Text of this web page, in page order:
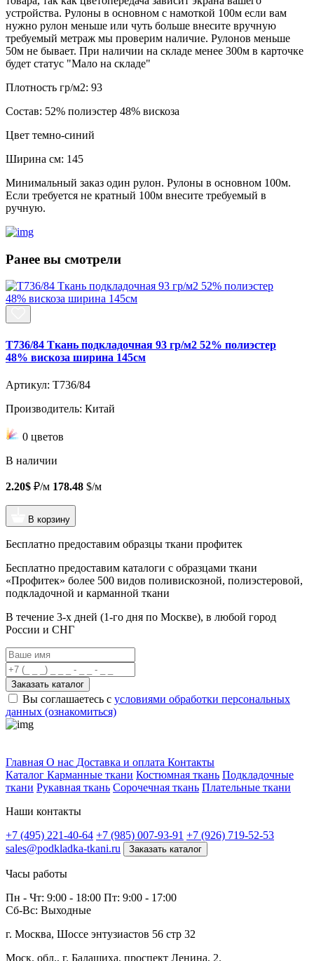
устройства. Рулоны в основном с намоткой 100м если вам
нужно рулон меньше или чуть больше внесите вручную
требуемый метраж мы проверим наличие. Рулонов меньше
50м не бывает. При наличии на складе менее 300м в карточке
будет статус "Мало на складе"
Плотность гр/м2: 93
Состав: 52% полиэстер 48% вискоза
Цвет темно-синий
Ширина см: 145
Минимальный заказ один рулон. Рулоны в основном 100м.
Если требуется не кратный 100м внесите требуемый в
ручную.
Ранее вы смотрели
T736/84 Ткань подкладочная 93 гр/м2 52% полиэстер
48% вискоза ширина 145см
Артикул: T736/84
Производитель: Китай
0 цветов
В наличии
2.20$ ₽/м 178.48 $/м
В корзину
Бесплатно предоставим образцы ткани профитек
Бесплатно предоставим каталоги с образцами ткани
«Профитек» более 500 видов поливискозной, полиэстеровой,
подкладочной и карманной ткани
В течение 3-х дней (1-го дня по Москве), в любой город
России и СНГ
Заказать каталог
Вы соглашаетесь с условиями обработки персональных
данных (ознакомиться)
Главная О нас Доставка и оплата Контакты
Каталог Карманные ткани Костюмная ткань Подкладочные
ткани Рукавная ткань Сорочечная ткань Плательные ткани
Наши контакты
+7 (495) 221-40-64 +7 (985) 007-93-91 +7 (926) 719-52-53
sales@podkladka-tkani.ru
Заказать каталог
Часы работы
Пн - Чт: 9:00 - 18:00 Пт: 9:00 - 17:00
Сб-Вс: Выходные
г. Москва, Шоссе энтузиастов 56 стр 32
Моск. обл., г. Балашиха, проспект Ленина, 2.